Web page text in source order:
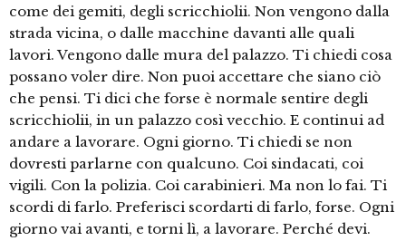
come dei gemiti, degli scricchiolii. Non vengono dalla
strada vicina, o dalle macchine davanti alle quali
lavori. Vengono dalle mura del palazzo. Ti chiedi cosa
possano voler dire. Non puoi accettare che siano ciò
che pensi. Ti dici che forse è normale sentire degli
scricchiolii, in un palazzo così vecchio. E continui ad
andare a lavorare. Ogni giorno. Ti chiedi se non
dovresti parlarne con qualcuno. Coi sindacati, coi
vigili. Con la polizia. Coi carabinieri. Ma non lo fai. Ti
scordi di farlo. Preferisci scordarti di farlo, forse. Ogni
giorno vai avanti, e torni lì, a lavorare. Perché devi.